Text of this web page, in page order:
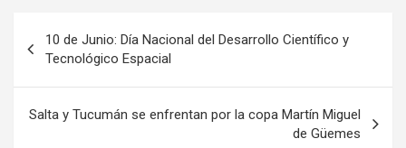
k
p
ail
tir
de
entradas
10 de Junio: Día Nacional del Desarrollo Científico y
Tecnológico Espacial
Salta y Tucumán se enfrentan por la copa Martín Miguel
de Güemes